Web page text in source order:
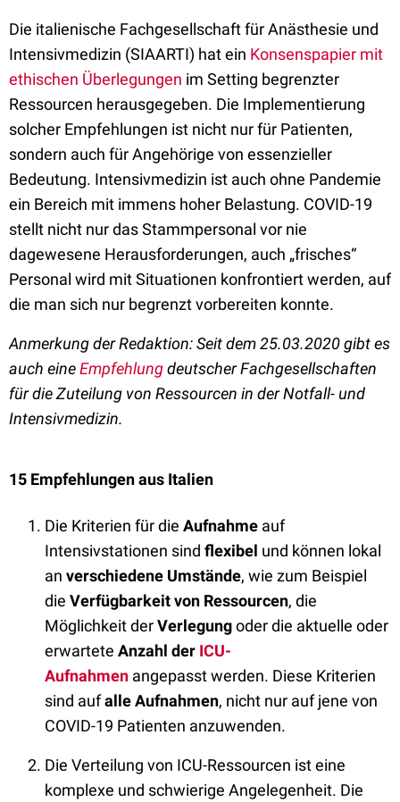
Die italienische Fachgesellschaft für Anästhesie und
Intensivmedizin (SIAARTI) hat ein Konsenspapier mit
ethischen Überlegungen im Setting begrenzter
Ressourcen herausgegeben. Die Implementierung
solcher Empfehlungen ist nicht nur für Patienten,
sondern auch für Angehörige von essenzieller
Bedeutung. Intensivmedizin ist auch ohne Pandemie
ein Bereich mit immens hoher Belastung. COVID-19
stellt nicht nur das Stammpersonal vor nie
dagewesene Herausforderungen, auch „frisches“
Personal wird mit Situationen konfrontiert werden, auf
die man sich nur begrenzt vorbereiten konnte.
Anmerkung der Redaktion: Seit dem 25.03.2020 gibt es
auch eineEmpfehlungdeutscher Fachgesellschaften
für die Zuteilung von Ressourcen in der Notfall- und
Intensivmedizin.
15 Empfehlungen aus Italien
Die Kriterien für die Aufnahme auf
Intensivstationen sind flexibel und können lokal
an verschiedene Umstände, wie zum Beispiel
die Verfügbarkeit von Ressourcen, die
Möglichkeit derVerlegungoder die aktuelle oder
erwartete Anzahl der ICU-
Aufnahmen angepasst werden. Diese Kriterien
sind aufalle Aufnahmen, nicht nur auf jene von
COVID-19 Patienten anzuwenden.
Die Verteilung von ICU-Ressourcen ist eine
komplexe und schwierige Angelegenheit. Die